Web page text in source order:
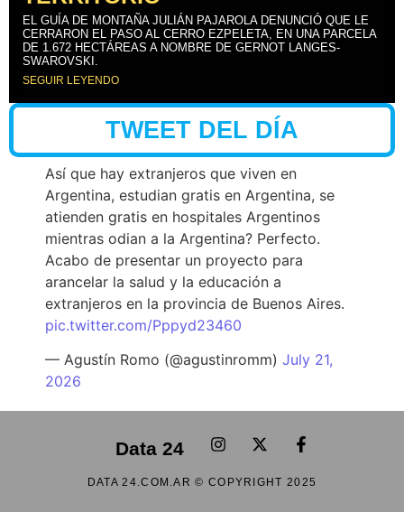
EL GUÍA DE MONTAÑA JULIÁN PAJAROLA DENUNCIÓ QUE LE
CERRARON EL PASO AL CERRO EZPELETA, EN UNA PARCELA
DE 1.672 HECTÁREAS A NOMBRE DE GERNOT LANGES-
SWAROVSKI.
SEGUIR LEYENDO
TWEET DEL DÍA
Así que hay extranjeros que viven en
Argentina, estudian gratis en Argentina, se
atienden gratis en hospitales Argentinos
mientras odian a la Argentina? Perfecto.
Acabo de presentar un proyecto para
arancelar la salud y la educación a
extranjeros en la provincia de Buenos Aires.
pic.twitter.com/Pppyd23460
— Agustín Romo (@agustinromm) July 21,
2026
Data 24
DATA 24.COM.AR © COPYRIGHT 2025